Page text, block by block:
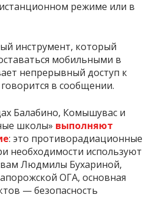
режиме или в
инструмент, который
мобильными в
непрерывный доступ к
в сообщении.
Балабино, Комышувас и
школы» выполняют
: это противорадиационные
необходимости используют
Людмилы Бухариной,
ОГА, основная
— безопасность